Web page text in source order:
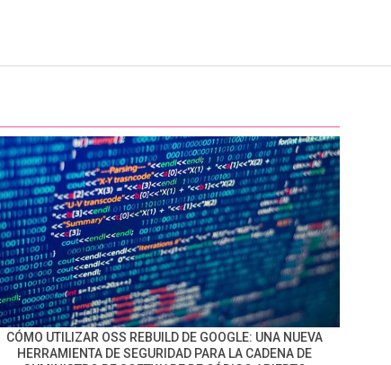
CÓMO UTILIZAR OSS REBUILD DE GOOGLE: UNA NUEVA
HERRAMIENTA DE SEGURIDAD PARA LA CADENA DE